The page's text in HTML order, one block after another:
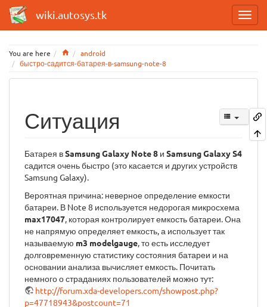
wiki.autosys.tk
You are here Homeandroid
быстро-садится-батарея-в-samsung-note-8
Ситуация
Батарея вSamsung Galaxy Note 8 и Samsung Galaxy S4
садится очень быстро (это касается и других устройств
Samsung Galaxy).
Вероятная причина: неверное определение емкости
батареи. В Note 8 используется недорогая микросхема
max17047, которая контролирует емкость батареи. Она
не напрямую определяет емкость, а использует так
называемую m3 modelgauge, то есть исследует
долговременную статистику состояния батареи и на
основании анализа вычисляет емкость. Почитать
немного о страданиях пользователей можно тут:
http://forum.xda-developers.com/showpost.php?
p=47718943&postcount=71